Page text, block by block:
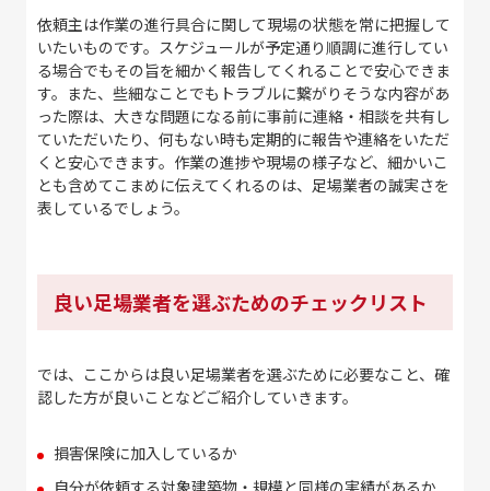
依頼主は作業の進行具合に関して現場の状態を常に把握して
いたいものです。スケジュールが予定通り順調に進行してい
る場合でもその旨を細かく報告してくれることで安心できま
す。また、些細なことでもトラブルに繋がりそうな内容があ
った際は、大きな問題になる前に事前に連絡・相談を共有し
ていただいたり、何もない時も定期的に報告や連絡をいただ
くと安心できます。作業の進捗や現場の様子など、細かいこ
とも含めてこまめに伝えてくれるのは、足場業者の誠実さを
表しているでしょう。
良い足場業者を選ぶためのチェックリスト
では、ここからは良い足場業者を選ぶために必要なこと、確
認した方が良いことなどご紹介していきます。
損害保険に加入しているか